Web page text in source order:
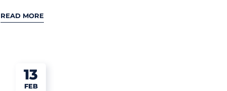
READ MORE
13
FEB